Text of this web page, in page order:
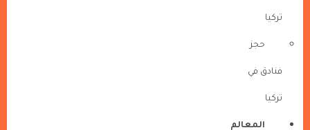
تركيا
حجز
فنادق في
تركيا
المعالم